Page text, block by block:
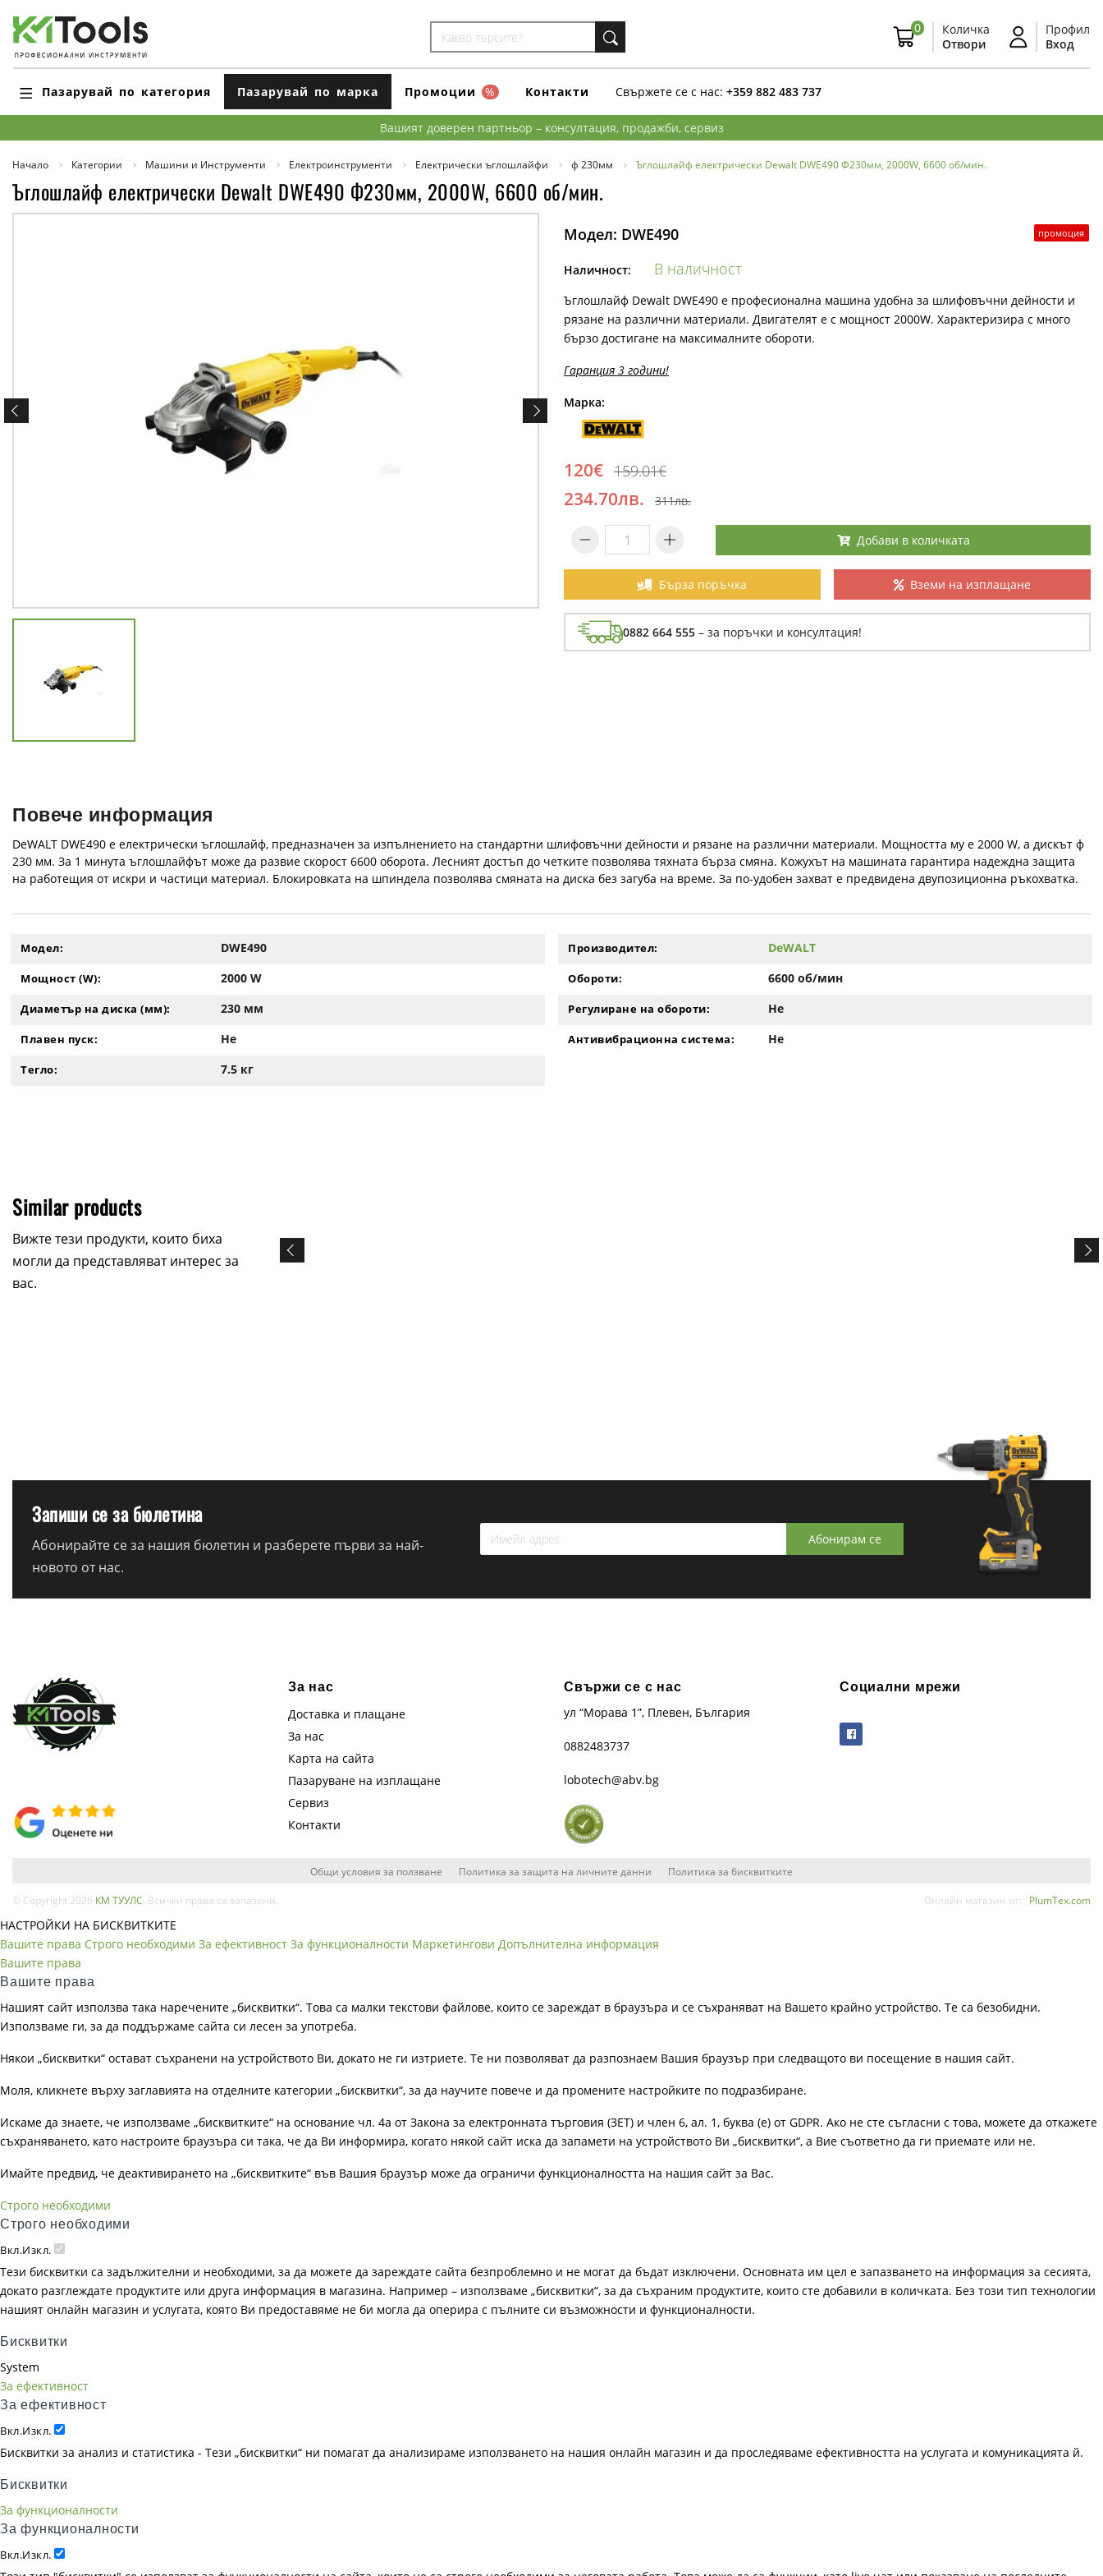
0
Количка
Отвори
Профил
Вход
Пазарувай по категория Пазарувай по марка Промоции % Контакти Свържете се с нас: +359 882 483 737
Вашият доверен партньор – консултация, продажби, сервиз
Начало Категории Машини и Инструменти Електроинструменти Електрически ъглошлайфи ф 230мм Ъглошлайф електрически Dewalt DWE490 Ф230мм, 2000W, 6600 об/мин.
Ъглошлайф електрически Dewalt DWE490 Ф230мм, 2000W, 6600 об/мин.
промоция
Модел: DWE490
Наличност: В наличност
Ъглошлайф Dewalt DWE490 е професионална машина удобна за шлифовъчни дейности и
рязане на различни материали. Двигателят е с мощност 2000W. Характеризира с много
бързо достигане на максималните обороти.
Гаранция 3 години!
Марка:
120€ 159.01€
234.70лв. 311лв.
Добави в количката
Бърза поръчка Вземи на изплащане
0882 664 555 – за поръчки и консултация!
Повече информация
DeWALT DWE490 е електрически ъглошлайф, предназначен за изпълнението на стандартни шлифовъчни дейности и рязане на различни материали. Мощността му е 2000 W, а дискът ф
230 мм. За 1 минута ъглошлайфът може да развие скорост 6600 оборота. Лесният достъп до четките позволява тяхната бърза смяна. Кожухът на машината гарантира надеждна защита
на работещия от искри и частици материал. Блокировката на шпиндела позволява смяната на диска без загуба на време. За по-удобен захват е предвидена двупозиционна ръкохватка.
Модел: DWE490 Производител: DeWALT
Мощност (W): 2000 W Обороти: 6600 об/мин
Диаметър на диска (мм): 230 мм Регулиране на обороти: Не
Плавен пуск: Не Антивибрационна система: Не
Тегло: 7.5 кг
Similar products
Вижте тези продукти, които биха
могли да представляват интерес за
вас.
Запиши се за бюлетина
Абонирайте се за нашия бюлетин и разберете първи за най-
новото от нас.
Абонирам се
За нас
Доставка и плащане
За нас
Карта на сайта
Пазаруване на изплащане
Сервиз
Контакти
Свържи се с нас
ул “Морава 1”, Плевен, България
0882483737
lobotech@abv.bg
Социални мрежи
Общи условия за ползване Политика за защита на личните данни Политика за бисквитките
© Copyright 2026 КМ ТУУЛС . Всички права са запазени. Онлайн магазин от: PlumTex.com
НАСТРОЙКИ НА БИСКВИТКИТЕ
Вашите права Строго необходими За ефективност За функционалности Маркетингови Допълнителна информация
Вашите права
Вашите права
Нашият сайт използва така наречените „бисквитки“. Това са малки текстови файлове, които се зареждат в браузъра и се съхраняват на Вашето крайно устройство. Те са безобидни.
Използваме ги, за да поддържаме сайта си лесен за употреба.
Някои „бисквитки“ остават съхранени на устройството Ви, докато не ги изтриете. Те ни позволяват да разпознаем Вашия браузър при следващото ви посещение в нашия сайт.
Моля, кликнете върху заглавията на отделните категории „бисквитки“, за да научите повече и да промените настройките по подразбиране.
Искаме да знаете, че използваме „бисквитките“ на основание чл. 4а от Закона за електронната търговия (ЗЕТ) и член 6, ал. 1, буква (е) от GDPR. Ако не сте съгласни с това, можете да откажете
съхраняването, като настроите браузъра си така, че да Ви информира, когато някой сайт иска да запамети на устройството Ви „бисквитки“, а Вие съответно да ги приемате или не.
Имайте предвид, че деактивирането на „бисквитките“ във Вашия браузър може да ограничи функционалността на нашия сайт за Вас.
Строго необходими
Строго необходими
Вкл.Изкл.
Тези бисквитки са задължителни и необходими, за да можете да зареждате сайта безпроблемно и не могат да бъдат изключени. Основната им цел е запазването на информация за сесията,
докато разглеждате продуктите или друга информация в магазина. Например – използваме „бисквитки“, за да съхраним продуктите, които сте добавили в количката. Без този тип технологии
нашият онлайн магазин и услугата, която Ви предоставяме не би могла да оперира с пълните си възможности и функционалности.
Бисквитки
System
За ефективност
За ефективност
Вкл.Изкл.
Бисквитки за анализ и статистика - Тези „бисквитки“ ни помагат да анализираме използването на нашия онлайн магазин и да проследяваме ефективността на услугата и комуникацията й.
Бисквитки
За функционалности
За функционалности
Вкл.Изкл.